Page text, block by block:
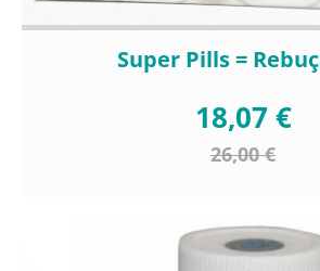
Super Pills =
18,07 €
26,00 €